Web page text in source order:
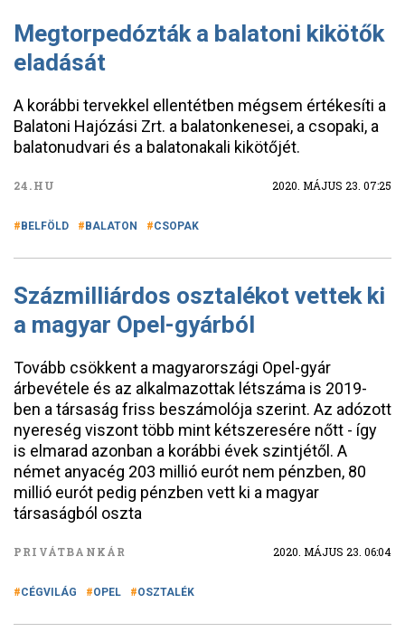
Megtorpedózták a balatoni kikötők
eladását
A korábbi tervekkel ellentétben mégsem értékesíti a
Balatoni Hajózási Zrt. a balatonkenesei, a csopaki, a
balatonudvari és a balatonakali kikötőjét.
24.HU 2020. MÁJUS 23. 07:25
BELFÖLD BALATON CSOPAK
Százmilliárdos osztalékot vettek ki
a magyar Opel-gyárból
Tovább csökkent a magyarországi Opel-gyár
árbevétele és az alkalmazottak létszáma is 2019-
ben a társaság friss beszámolója szerint. Az adózott
nyereség viszont több mint kétszeresére nőtt - így
is elmarad azonban a korábbi évek szintjétől. A
német anyacég 203 millió eurót nem pénzben, 80
millió eurót pedig pénzben vett ki a magyar
társaságból oszta
PRIVÁTBANKÁR 2020. MÁJUS 23. 06:04
CÉGVILÁG OPEL OSZTALÉK